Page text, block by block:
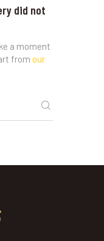
did not
a moment
from our